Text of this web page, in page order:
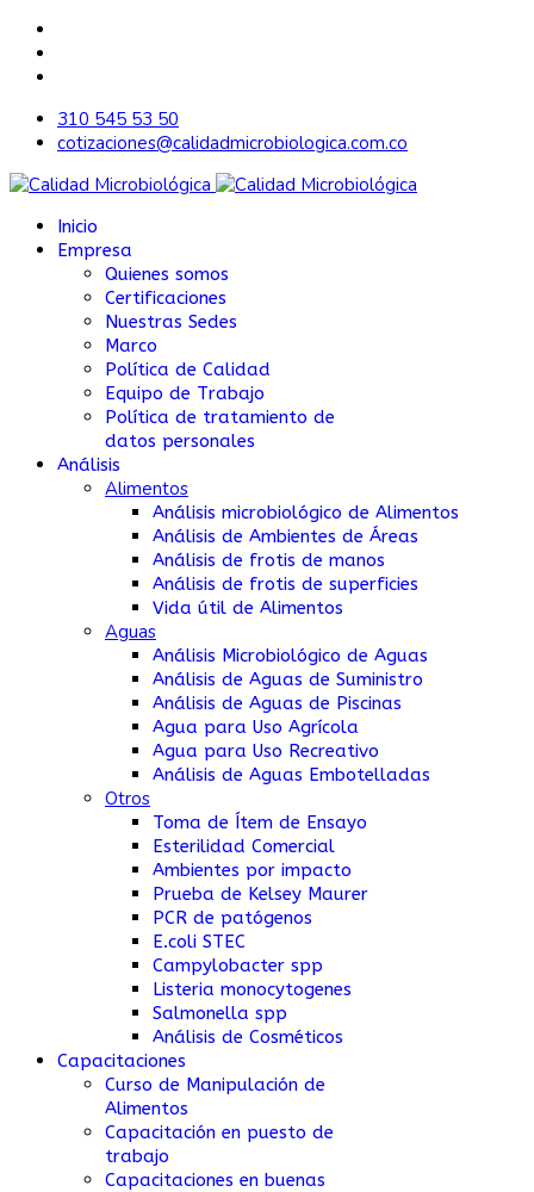
310 545 53 50
cotizaciones@calidadmicrobiologica.com.co
Inicio
Empresa
Quienes somos
Certificaciones
Nuestras Sedes
Marco
Política de Calidad
Equipo de Trabajo
Política de tratamiento de
datos personales
Análisis
Alimentos
Análisis microbiológico de Alimentos
Análisis de Ambientes de Áreas
Análisis de frotis de manos
Análisis de frotis de superficies
Vida útil de Alimentos
Aguas
Análisis Microbiológico de Aguas
Análisis de Aguas de Suministro
Análisis de Aguas de Piscinas
Agua para Uso Agrícola
Agua para Uso Recreativo
Análisis de Aguas Embotelladas
Otros
Toma de Ítem de Ensayo
Esterilidad Comercial
Ambientes por impacto
Prueba de Kelsey Maurer
PCR de patógenos
E.coli STEC
Campylobacter spp
Listeria monocytogenes
Salmonella spp
Análisis de Cosméticos
Capacitaciones
Curso de Manipulación de
Alimentos
Capacitación en puesto de
trabajo
Capacitaciones en buenas